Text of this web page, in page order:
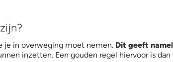
je in overweging moet nemen. Dit geeft
inzetten. Een gouden regel hiervoor is